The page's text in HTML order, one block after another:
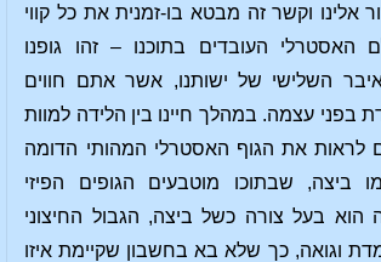
אלינו וקשר זה מבטא בו-זמנית את כל קווי
האסטרלי העובדים בתוכנו – זהו גופנו
השלישי של ישותנו, אשר אתם חווים
בפני עצמה. במהלך חיינו בין הלידה למוות
לראות את הגוף האסטרלי המהותי הדומה
ביצה, שבתוכו מוטבעים הגופים הפיזי
הוא בעל צורה כשל ביצה, הגבול החיצוני
וגואה, כך שלא בא בחשבון שקיימת איזו